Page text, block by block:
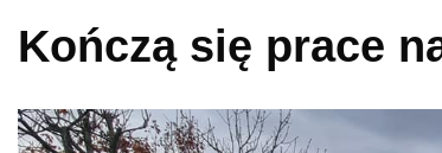
Kończą się prace